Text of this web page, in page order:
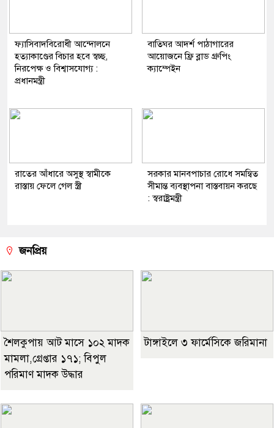
ফ্যাসিবাদবিরোধী আন্দোলনে
হত্যাকাণ্ডের বিচার হবে স্বচ্ছ,
নিরপেক্ষ ও বিশ্বাসযোগ্য :
প্রধানমন্ত্রী
বাতিঘর আদর্শ পাঠাগারের
আয়োজনে ফ্রি ব্লাড গ্রুপিং
ক্যাম্পেইন
রাতের আঁধারে অসুস্থ স্বামীকে
রাস্তায় ফেলে গেল স্ত্রী
সরকার মানবপাচার রোধে সমন্বিত
সীমান্ত ব্যবস্থাপনা বাস্তবায়ন করছে
: স্বরাষ্ট্রমন্ত্রী
জনপ্রিয়
শৈলকুপায় আট মাসে ১০২ মাদক
মামলা,গ্রেপ্তার ১৭১; বিপুল
পরিমাণ মাদক উদ্ধার
টাঙ্গাইলে ৩ ফার্মেসিকে জরিমানা